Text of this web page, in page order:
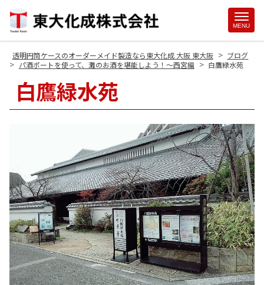
MENU
透明円筒ケースのオーダーメイド製造なら東大化成 大阪 東大阪 > ブログ
> パ酒ポートを使って、灘のお酒を堪能しよう！～西宮編 > 白鷹緑水苑
白鷹緑水苑
Site
Footer